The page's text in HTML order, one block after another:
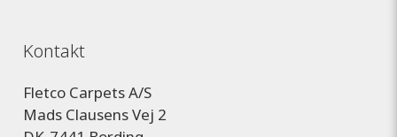
Kontakt
Fletco Carpets A/S
Mads Clausens Vej 2